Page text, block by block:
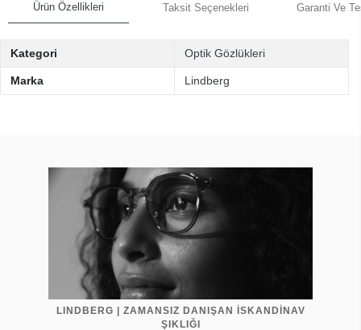
Ürün Özellikleri Taksit Seçenekleri Garanti Ve
Kategori Optik Gözlükleri
Marka Lindberg
LINDBERG | ZAMANSIZ DANIŞAN İSKANDİNAV
ŞIKLIĞI